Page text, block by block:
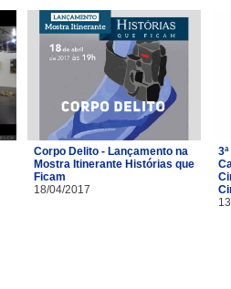
Corpo Delito - Lançamento na
Mostra Itinerante Histórias que
Ficam
18/04/2017